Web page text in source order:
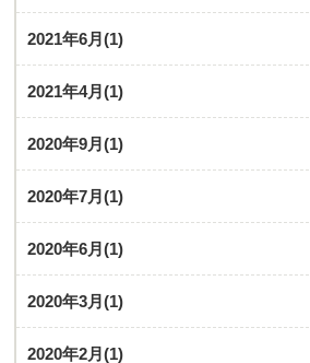
2021年6月(1)
2021年4月(1)
2020年9月(1)
2020年7月(1)
2020年6月(1)
2020年3月(1)
2020年2月(1)